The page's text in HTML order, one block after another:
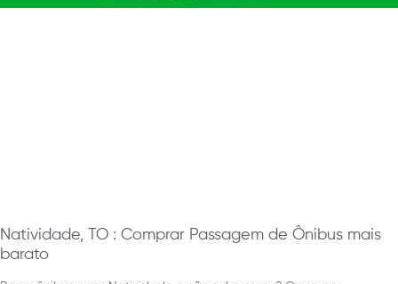
Natividade, TO : Comprar Passagem de Ônibus mais
barato